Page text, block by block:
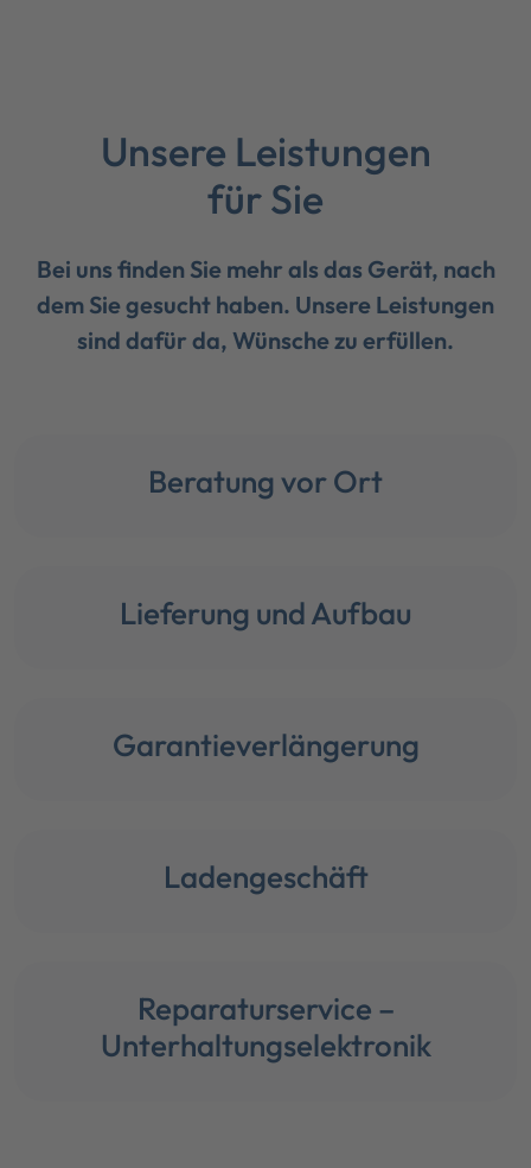
Unsere Leistungen
für Sie
Bei uns finden Sie mehr als das Gerät, nach
dem Sie gesucht haben. Unsere Leistungen
sind dafür da, Wünsche zu erfüllen.
Beratung vor Ort
Lieferung und Aufbau
Garantieverlängerung
Ladengeschäft
Reparaturservice –
Unterhaltungselektronik